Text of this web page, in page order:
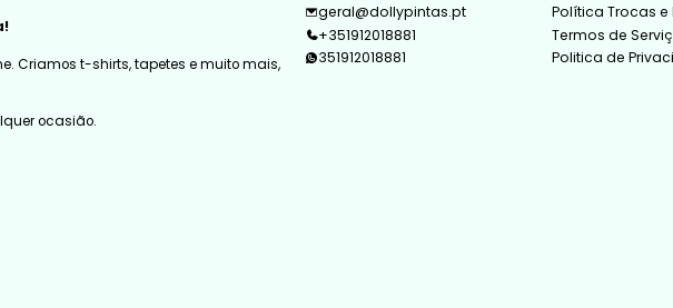
Criamos t-shirts, tapetes e muito mais,
ocasião.
geral@dollypintas.pt
+351912018881
351912018881
Política Trocas e
Termos de
Politica de